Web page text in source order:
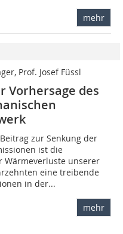
mehr
Prof. Josef Füssl
Vorhersage des
zur Senkung der
ist die
Wärmeverluste unserer
eine treibende
in der...
mehr